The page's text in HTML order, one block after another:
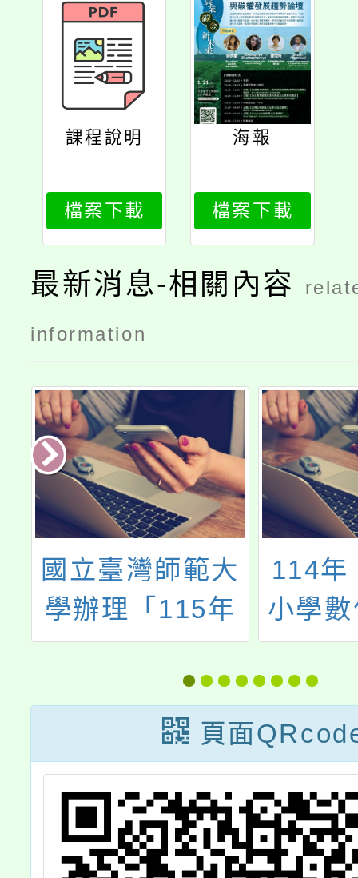
課程說明
檔案下載
海報
檔案下載
最新消息-相關內容
information
國立臺灣師範大
學辦理「115年
度國民中學生涯
發展教育課程模
組發展及推廣計
畫成果發表會」
報名簡章1份，
詳如說明，請查
114年
小學
進方
成式
領域教
頁面